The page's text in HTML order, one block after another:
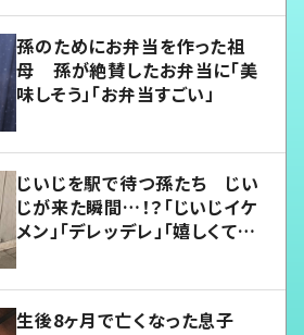
孫のためにお弁当を作った祖
母 孫が絶賛したお弁当に「美
味しそう」「お弁当すごい」
じいじを駅で待つ孫たち じい
じが来た瞬間…！？「じいじイケ
メン」「デレッデレ」「嬉しくて可
生後8ヶ月で亡くなった息子